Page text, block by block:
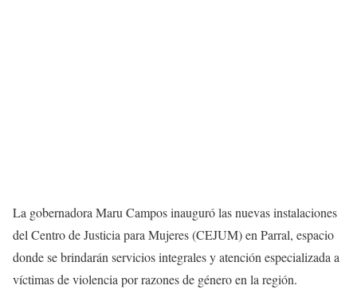
La gobernadora Maru Campos inauguró las nuevas instalaciones
del Centro de Justicia para Mujeres (CEJUM) en Parral, espacio
donde se brindarán servicios integrales y atención especializada a
víctimas de violencia por razones de género en la región.